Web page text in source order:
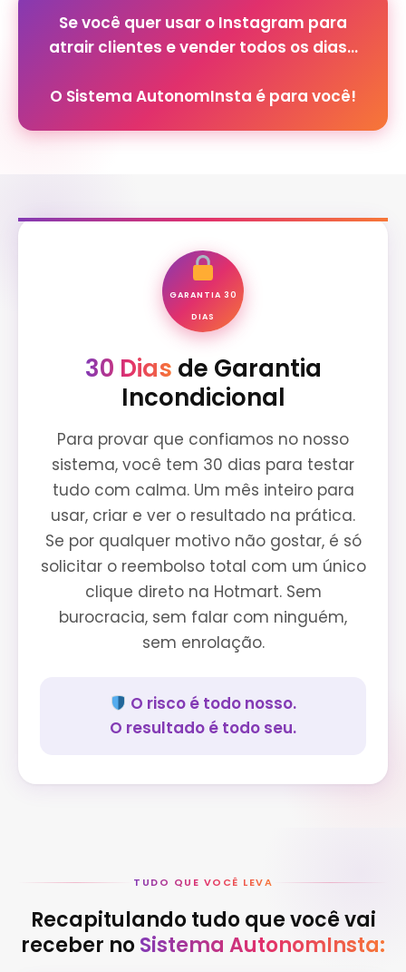
Se você quer usar o Instagram para
atrair clientes e vender todos os dias...
O Sistema AutonomInsta é para você!
GARANTIA 30
DIAS
30 Dias de Garantia
Incondicional
Para provar que confiamos no nosso
sistema, você tem 30 dias para testar
tudo com calma. Um mês inteiro para
usar, criar e ver o resultado na prática.
Se por qualquer motivo não gostar, é só
solicitar o reembolso total com um único
clique direto na Hotmart. Sem
burocracia, sem falar com ninguém,
sem enrolação.
O risco é todo nosso.
O resultado é todo seu.
TUDO QUE VOCÊ LEVA
Recapitulando tudo que você vai
receber noSistema AutonomInsta: